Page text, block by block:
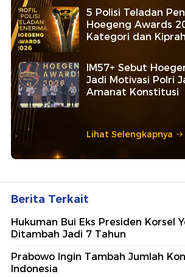
5 Polisi Teladan
Hoegeng Awards
Kategori dan
IM57+ Sebut
Jadi Motivasi Polri
Amanat Konstitusi
Lihat Selengkapnya
Berita Terkait
Hukuman Bui Eks Presiden Korsel
Ditambah Jadi 7 Tahun
Prabowo Ingin Tambah Jumlah
Indonesia